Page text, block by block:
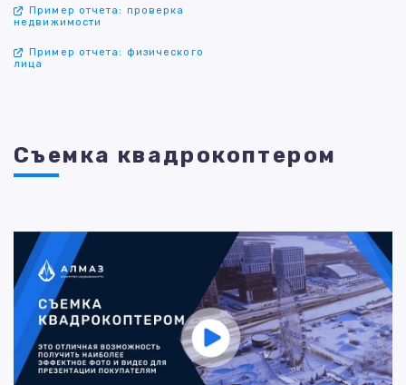
Пример отчета: проверка
недвижимости
Пример отчета: физического
лица
Съемка квадрокоптером